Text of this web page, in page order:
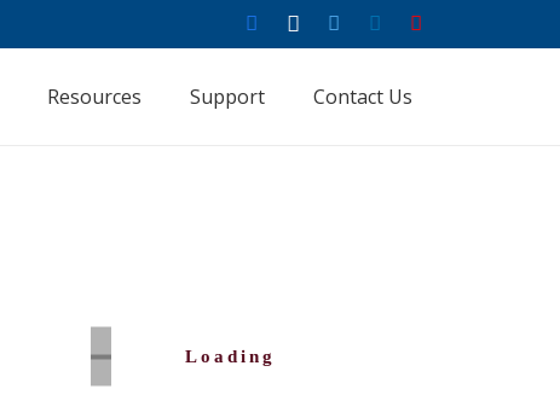
Resources Support Contact Us
Loading